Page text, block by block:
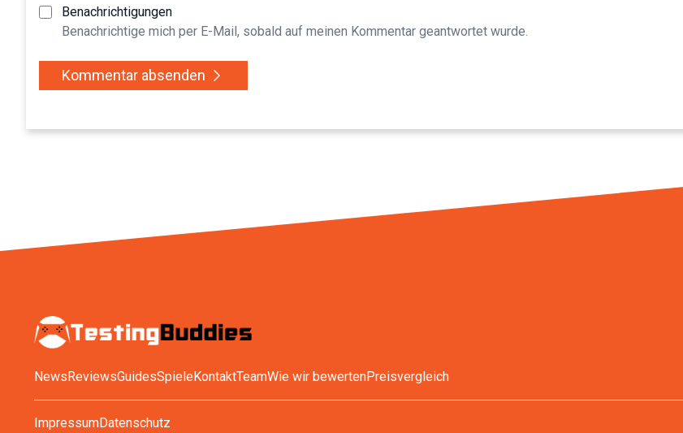
Benachrichtigungen
Benachrichtige mich per E-Mail, sobald auf meinen Kommentar geantwortet wurde.
Kommentar absenden
News ReviewsGuidesSpieleKontaktTeamWie wir bewertenPreisvergleich
ImpressumDatenschutz